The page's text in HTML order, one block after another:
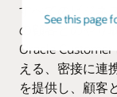
See this page
すべてのビジネ
の顧客とのやり
Oracle
える、密接に連
を提供し、顧客